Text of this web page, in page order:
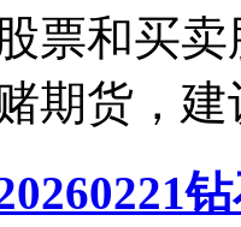
票和买
期货，